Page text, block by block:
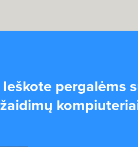
Ieškote pergalėms
žaidimų